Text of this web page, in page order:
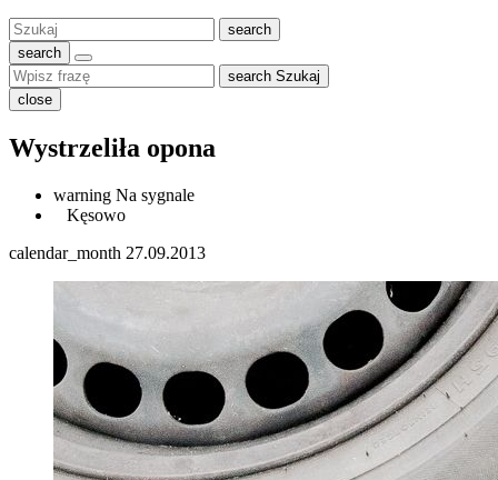
Szukaj:
search
search
search Szukaj
close
Wystrzeliła opona
warning Na sygnale
Kęsowo
calendar_month 27.09.2013